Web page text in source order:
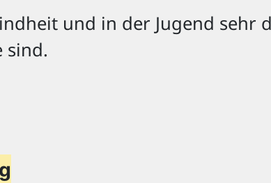
und in der Jugend sehr
sind.